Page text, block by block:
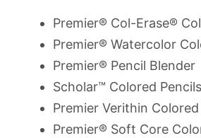
Premier® Col-Erase®
Premier® Watercolor
Premier® Pencil Blender
Scholar™ Colored Pencils
Premier Verithin
Premier® Soft Core